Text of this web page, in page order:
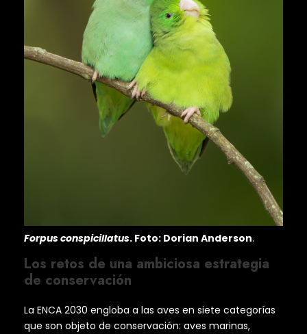
Forpus conspicillatus. Foto: Dorian Anderson.
Los retos de una ambiciosa estrategia
de conservación
La ENCA 2030 engloba a las aves en siete categorías
que son objeto de conservación: aves marinas,